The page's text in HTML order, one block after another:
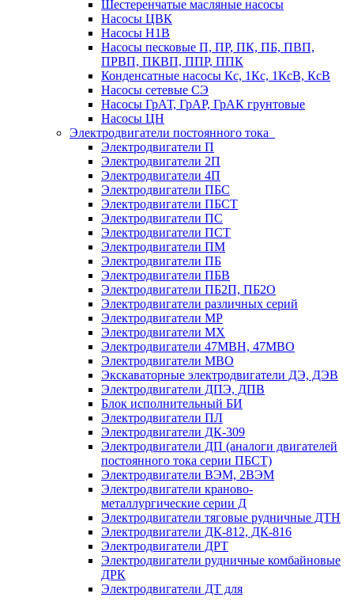
Шестеренчатые масляные насосы
Насосы ЦВК
Насосы Н1В
Насосы песковые П, ПР, ПК, ПБ, ПВП,
ПРВП, ПКВП, ППР, ППК
Конденсатные насосы Кс, 1Кс, 1КсВ, КсВ
Насосы сетевые СЭ
Насосы ГрАТ, ГрАР, ГрАК грунтовые
Насосы ЦН
Электродвигатели постоянного тока
Электродвигатели П
Электродвигатели 2П
Электродвигатели 4П
Электродвигатели ПБС
Электродвигатели ПБСТ
Электродвигатели ПС
Электродвигатели ПСТ
Электродвигатели ПМ
Электродвигатели ПБ
Электродвигатели ПБВ
Электродвигатели ПБ2П, ПБ2О
Электродвигатели различных серий
Электродвигатели МР
Электродвигатели MX
Электродвигатели 47MBH, 47МВО
Электродвигатели MBO
Экскаваторные электродвигатели ДЭ, ДЭВ
Электродвигатели ДПЭ, ДПВ
Блок исполнительный БИ
Электродвигатели ПЛ
Электродвигатели ДК-309
Электродвигатели ДП (аналоги двигателей
постоянного тока серии ПБСТ)
Электродвигатели ВЭМ, 2ВЭМ
Электродвигатели краново-
металлургические серии Д
Электродвигатели тяговые рудничные ДТН
Электродвигатели ДК-812, ДК-816
Электродвигатели ДРТ
Электродвигатели рудничные комбайновые
ДРК
Электродвигатели ДТ для